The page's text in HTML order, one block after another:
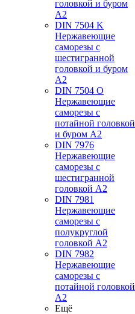
головкой и буром
А2
DIN 7504 K
Нержавеющие
саморезы с
шестигранной
головкой и буром
А2
DIN 7504 O
Нержавеющие
саморезы с
потайной головкой
и буром А2
DIN 7976
Нержавеющие
саморезы с
шестигранной
головкой А2
DIN 7981
Нержавеющие
саморезы с
полукруглой
головкой А2
DIN 7982
Нержавеющие
саморезы с
потайной головкой
А2
Ещё